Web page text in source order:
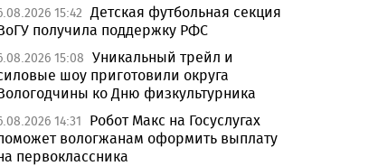
15:42 Детская футбольная секция
получила поддержку РФС
15:08 Уникальный трейл и
шоу приготовили округа
ко Дню физкультурника
14:31
Робот Макс на Госуслугах
вологжанам оформить выплату
первоклассника